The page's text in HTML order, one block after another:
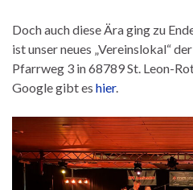
Doch auch diese Ära ging zu
ist unser neues „Vereinslokal“
Pfarrweg 3 in 68789 St. Leon-
Google gibt es hier.